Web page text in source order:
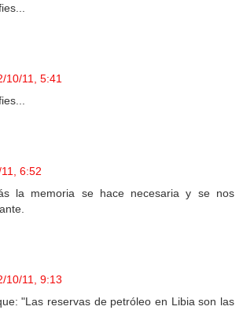
10/11, 5:41
6:52
la memoria se hace necesaria y se nos
10/11, 9:13
"Las reservas de petróleo en Libia son las